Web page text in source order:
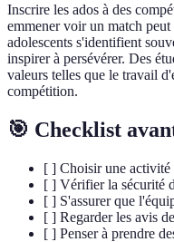
Inscrire les ados à des
emmener voir un match
adolescents s'identifient
inspirer à persévérer. Des
valeurs telles que le travail
compétition.
🎯 Checklist
[ ] Choisir une activité
[ ] Vérifier la sécurité
[ ] S'assurer que
[ ] Regarder les avis
[ ] Penser à prendre